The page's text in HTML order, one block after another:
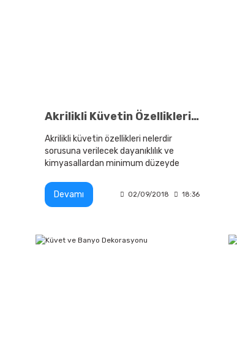
Akrilikli Küvetin Özellikleri Nelerdir?
Akrilikli küvetin özellikleri nelerdir
sorusuna verilecek dayanıklılık ve
kimyasallardan minimum düzeyde
örnek bulunmaktadır
Devamı 02/09/2018 18:36